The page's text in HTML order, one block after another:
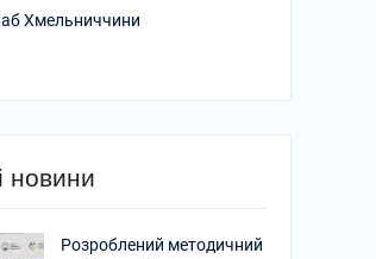
Хмельниччини
новини
Розроблений методичний